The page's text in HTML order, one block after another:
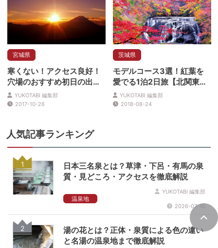
宮城県
寒くない！アクセス良好！
穴場のおすすめ初日の出ス
ポット
YUKOTABI 編集部
2017-10-26
茨城県
モデルコース3選！紅葉を
愛でる1泊2日旅【北関東版
2018年10・11月号】
YUKOTABI 編集部
2018-08-24
人気記事ランキング
1
日本三名泉とは？草津・下呂・有馬の泉
質・見どころ・アクセスを徹底解説
温泉地
YUKOTABI 編集部
2026-07-10
2
湯の花とは？正体・泉質による色の違い
と名湯の温泉地まで徹底解説